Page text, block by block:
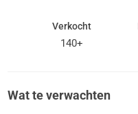
Verkocht
140+
Wat te verwachten